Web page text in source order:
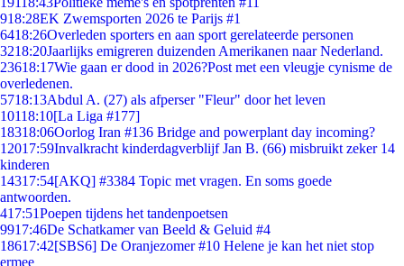
918:28EK Zwemsporten 2026 te Parijs #1
6418:26Overleden sporters en aan sport gerelateerde personen
3218:20Jaarlijks emigreren duizenden Amerikanen naar Nederland.
23618:17Wie gaan er dood in 2026?Post met een vleugje cynisme de
overledenen.
5718:13Abdul A. (27) als afperser "Fleur" door het leven
10118:10[La Liga #177]
18318:06Oorlog Iran #136 Bridge and powerplant day incoming?
12017:59Invalkracht kinderdagverblijf Jan B. (66) misbruikt zeker 14
kinderen
14317:54[AKQ] #3384 Topic met vragen. En soms goede
antwoorden.
417:51Poepen tijdens het tandenpoetsen
9917:46De Schatkamer van Beeld & Geluid #4
18617:42[SBS6] De Oranjezomer #10 Helene je kan het niet stop
ermee